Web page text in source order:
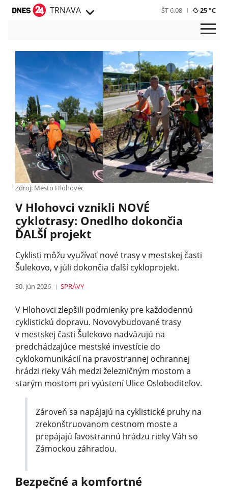
TRNAVA ŠT 6.08 25 °C
Zdroj: Mesto Hlohovec
V Hlohovci vznikli NOVÉ
cyklotrasy: Onedlho dokončia
ĎALŠÍ projekt
Cyklisti môžu využívať nové trasy v mestskej časti
Šulekovo, v júli dokončia ďalší cykloprojekt.
30. jún 2026 SPRÁVY
V Hlohovci zlepšili podmienky pre každodennú
cyklistickú dopravu. Novovybudované trasy
v mestskej časti Šulekovo nadväzujú na
predchádzajúce mestské investície do
cyklokomunikácií na pravostrannej ochrannej
hrádzi rieky Váh medzi železničným mostom a
starým mostom pri vyústení Ulice Osloboditeľov.
Zároveň sa napájajú na cyklistické pruhy na
zrekonštruovanom cestnom moste a
prepájajú ľavostrannú hrádzu rieky Váh so
Zámockou záhradou.
Bezpečné a komfortné